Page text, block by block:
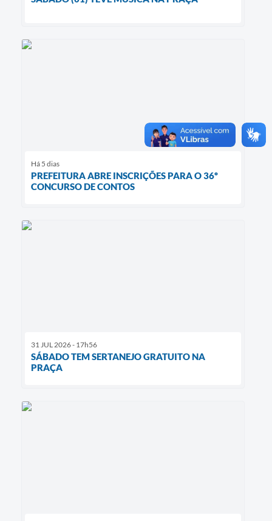
Há 5 dias
PREFEITURA ABRE INSCRIÇÕES PARA O 36º
CONCURSO DE CONTOS
31 JUL 2026 - 17h56
SÁBADO TEM SERTANEJO GRATUITO NA
PRAÇA